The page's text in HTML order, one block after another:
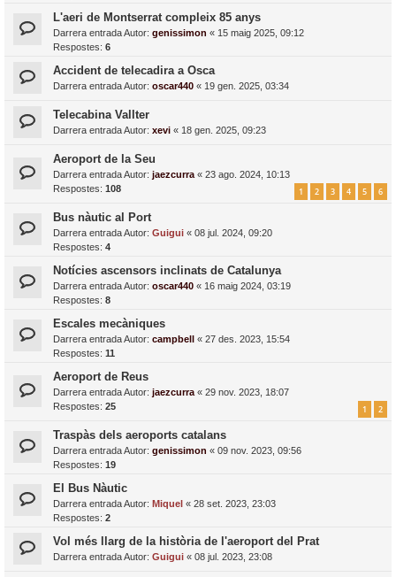
L'aeri de Montserrat compleix 85 anys
Darrera entrada Autor: genissimon « 15 maig 2025, 09:12
Respostes: 6
Accident de telecadira a Osca
Darrera entrada Autor: oscar440 « 19 gen. 2025, 03:34
Telecabina Vallter
Darrera entrada Autor: xevi « 18 gen. 2025, 09:23
Aeroport de la Seu
Darrera entrada Autor: jaezcurra « 23 ago. 2024, 10:13
Respostes: 108 1 2 3 4 5 6
Bus nàutic al Port
Darrera entrada Autor: Guigui « 08 jul. 2024, 09:20
Respostes: 4
Notícies ascensors inclinats de Catalunya
Darrera entrada Autor: oscar440 « 16 maig 2024, 03:19
Respostes: 8
Escales mecàniques
Darrera entrada Autor: campbell « 27 des. 2023, 15:54
Respostes: 11
Aeroport de Reus
Darrera entrada Autor: jaezcurra « 29 nov. 2023, 18:07
Respostes: 25 1 2
Traspàs dels aeroports catalans
Darrera entrada Autor: genissimon « 09 nov. 2023, 09:56
Respostes: 19
El Bus Nàutic
Darrera entrada Autor: Miquel « 28 set. 2023, 23:03
Respostes: 2
Vol més llarg de la història de l'aeroport del Prat
Darrera entrada Autor: Guigui « 08 jul. 2023, 23:08